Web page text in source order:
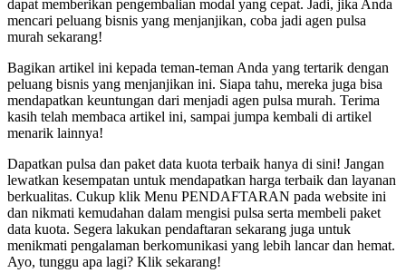
dapat memberikan pengembalian modal yang cepat. Jadi, jika Anda
mencari peluang bisnis yang menjanjikan, coba jadi agen pulsa
murah sekarang!
Bagikan artikel ini kepada teman-teman Anda yang tertarik dengan
peluang bisnis yang menjanjikan ini. Siapa tahu, mereka juga bisa
mendapatkan keuntungan dari menjadi agen pulsa murah. Terima
kasih telah membaca artikel ini, sampai jumpa kembali di artikel
menarik lainnya!
Dapatkan pulsa dan paket data kuota terbaik hanya di sini! Jangan
lewatkan kesempatan untuk mendapatkan harga terbaik dan layanan
berkualitas. Cukup klik Menu PENDAFTARAN pada website ini
dan nikmati kemudahan dalam mengisi pulsa serta membeli paket
data kuota. Segera lakukan pendaftaran sekarang juga untuk
menikmati pengalaman berkomunikasi yang lebih lancar dan hemat.
Ayo, tunggu apa lagi? Klik sekarang!